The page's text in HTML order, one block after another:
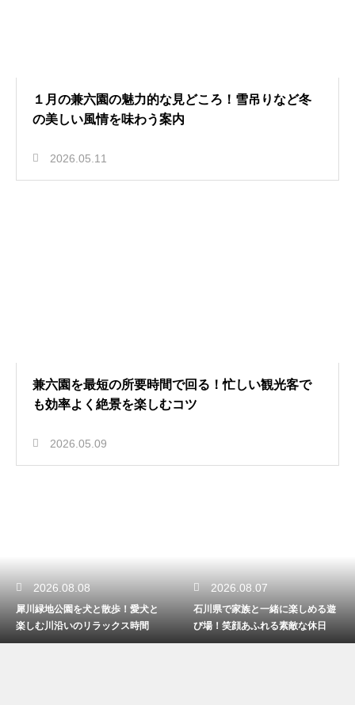
１月の兼六園の魅力的な見どころ！雪吊りなど冬
の美しい風情を味わう案内
2026.05.11
兼六園を最短の所要時間で回る！忙しい観光客で
も効率よく絶景を楽しむコツ
2026.05.09
2026.08.08
犀川緑地公園を犬と散歩！愛犬と
楽しむ川沿いのリラックス時間
2026.08.07
石川県で家族と一緒に楽しめる遊
び場！笑顔あふれる素敵な休日